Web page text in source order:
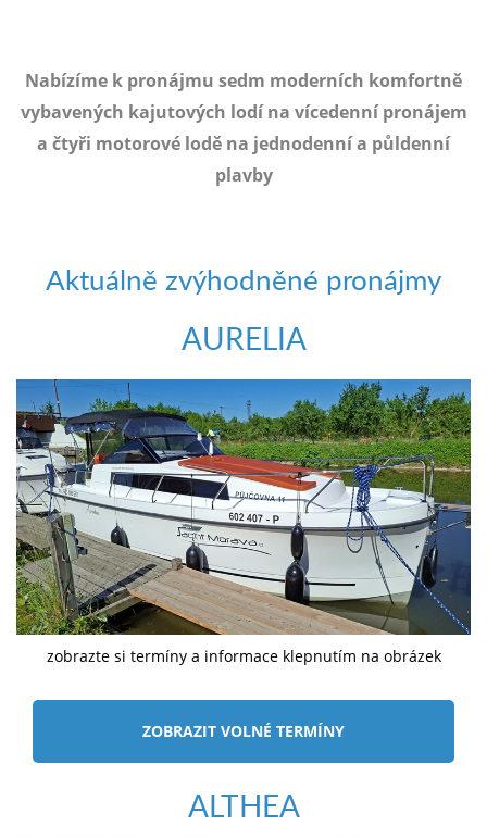
Nabízíme k pronájmu sedm moderních komfortně
vybavených kajutových lodí na vícedenní pronájem
a čtyři motorové lodě na jednodenní a půldenní
plavby
Aktuálně zvýhodněné pronájmy
AURELIA
zobrazte si termíny a informace klepnutím na obrázek
ZOBRAZIT VOLNÉ TERMÍNY
ALTHEA
objednat
poukaz